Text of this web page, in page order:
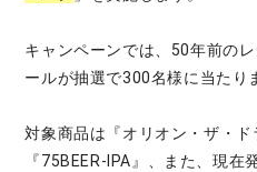
キャンペーンでは、50年前の
ールが抽選で300名様に当たり
対象商品は『オリオン・ザ・ド
『75BEER-IPA』、また、現